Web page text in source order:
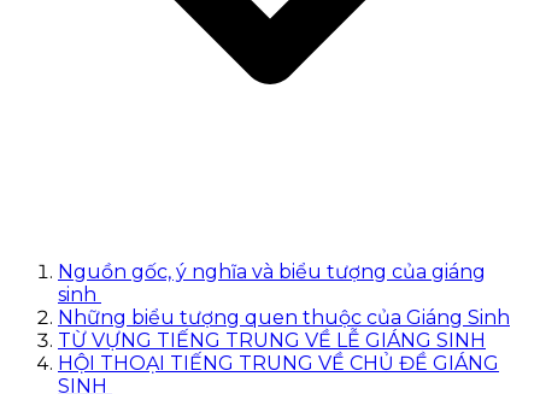
Nguồn gốc, ý nghĩa và biểu tượng của giáng
sinh
Những biểu tượng quen thuộc của Giáng Sinh
TỪ VỰNG TIẾNG TRUNG VỀ LỄ GIÁNG SINH
HỘI THOẠI TIẾNG TRUNG VỀ CHỦ ĐỀ GIÁNG
SINH